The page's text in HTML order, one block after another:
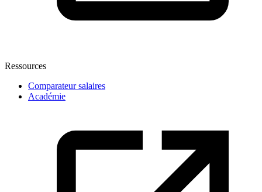
Ressources
Comparateur salaires
Académie